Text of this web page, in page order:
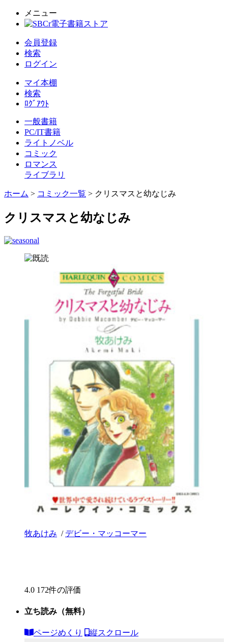
メニュー
会員登録
検索
ログイン
マイ本棚
検索
ﾛｸﾞｱｳﾄ
一般書籍
PC/IT書籍
ライトノベル
コミック
ロマンス
ライブラリ
ホーム > コミック一覧 > クリスマスと幼なじみ
クリスマスと幼なじみ
牧あけみ / デビー・マッコーマー
4.0 172件の評価
立ち読み （無料）
ページめくり 縦スクロール